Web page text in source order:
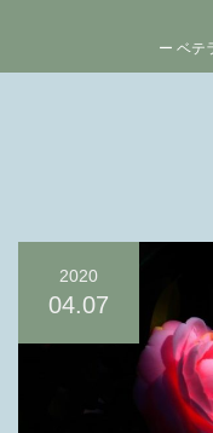
ー ベテ
2020
04.07